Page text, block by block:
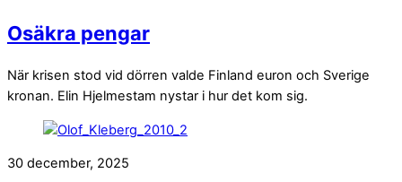
Osäkra pengar
När krisen stod vid dörren valde Finland euron och Sverige
kronan. Elin Hjelmestam nystar i hur det kom sig.
30 december, 2025